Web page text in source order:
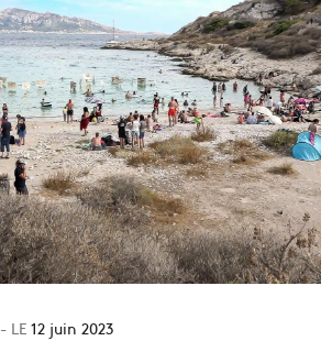
Envoyer12 juin 2023